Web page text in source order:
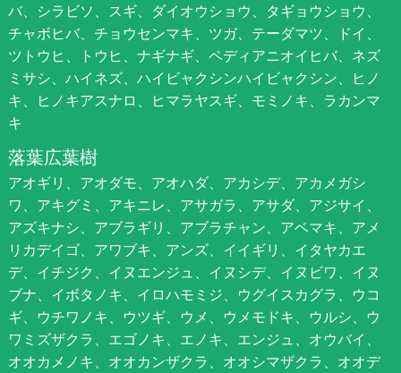
バ、シラビソ、スギ、ダイオウショウ、タギョウショウ、
チャボヒバ、チョウセンマキ、ツガ、テーダマツ、ドイ、
ツトウヒ、トウヒ、ナギナギ、ペディアニオイヒバ、ネズ
ミサシ、ハイネズ、ハイビャクシンハイビャクシン、ヒノ
キ、ヒノキアスナロ、ヒマラヤスギ、モミノキ、ラカンマ
キ
落葉広葉樹
アオギリ、アオダモ、アオハダ、アカシデ、アカメガシ
ワ、アキグミ、アキニレ、アサガラ、アサダ、アジサイ、
アズキナシ、アブラギリ、アブラチャン、アベマキ、アメ
リカデイゴ、アワブキ、アンズ、イイギリ、イタヤカエ
デ、イチジク、イヌエンジュ、イヌシデ、イヌビワ、イヌ
ブナ、イボタノキ、イロハモミジ、ウグイスカグラ、ウコ
ギ、ウチワノキ、ウツギ、ウメ、ウメモドキ、ウルシ、ウ
ワミズザクラ、エゴノキ、エノキ、エンジュ、オウバイ、
オオカメノキ、オオカンザクラ、オオシマザクラ、オオデ